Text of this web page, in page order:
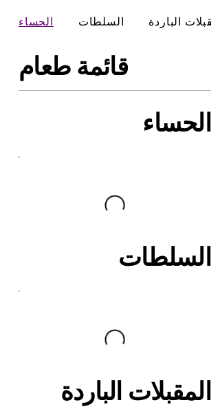
قائمة طعام
الحساء
السلطات
المقبلات الباردة
الحساء السلطات المقبلات الباردة